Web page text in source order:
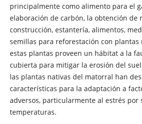
principalmente como alimento para el
elaboración de carbón, la obtención de
construcción, estantería, alimentos,
semillas para reforestación con plantas
estas plantas proveen un hábitat a la
cubierta para mitigar la erosión del
las plantas nativas del matorral han
características para la adaptación a
adversos, particularmente al estrés por
temperaturas.